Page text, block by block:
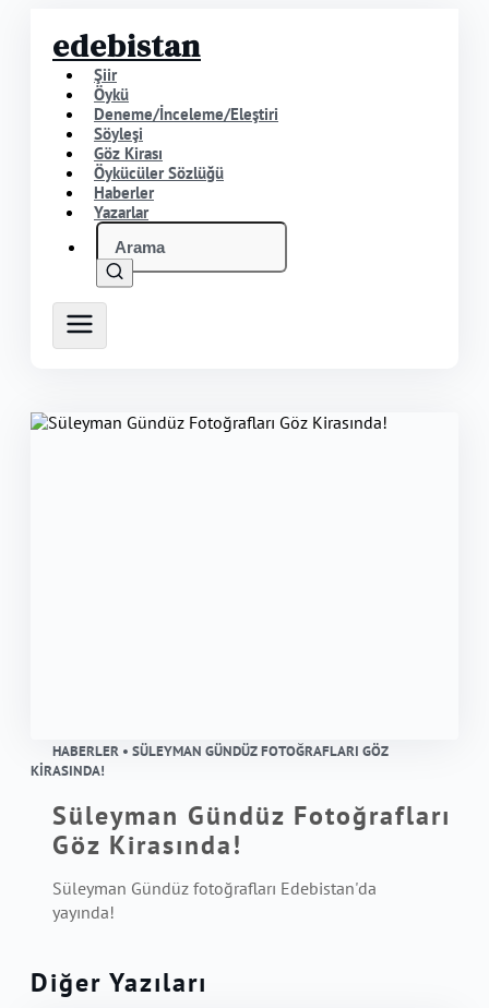
edebistan
Şiir
Öykü
Deneme/İnceleme/Eleştiri
Söyleşi
Göz Kirası
Öykücüler Sözlüğü
Haberler
Yazarlar
HABERLER • SÜLEYMAN GÜNDÜZ FOTOĞRAFLARI GÖZ
KIRASINDA!
Süleyman Gündüz Fotoğrafları
Göz Kirasında!
Süleyman Gündüz fotoğrafları Edebistan'da
yayında!
Diğer Yazıları